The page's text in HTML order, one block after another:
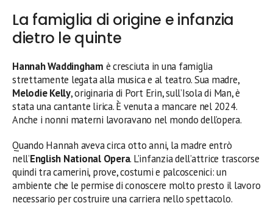
La famiglia di origine e infanzia
dietro le quinte
Hannah Waddingham è cresciuta in una famiglia
strettamente legata alla musica e al teatro. Sua madre,
Melodie Kelly, originaria di Port Erin, sull’Isola di Man, è
stata una cantante lirica. È venuta a mancare nel 2024.
Anche i nonni materni lavoravano nel mondo dell’opera.
Quando Hannah aveva circa otto anni, la madre entrò
nell’English National Opera. L’infanzia dell’attrice trascorse
quindi tra camerini, prove, costumi e palcoscenici: un
ambiente che le permise di conoscere molto presto il lavoro
necessario per costruire una carriera nello spettacolo.